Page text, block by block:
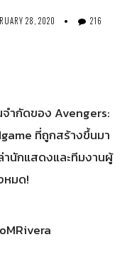
28, 2020
216
ำกัดของ Avengers:
ที่ถูกสร้างขึ้นมา
านักแสดงและทีมงานผู้
หมด!